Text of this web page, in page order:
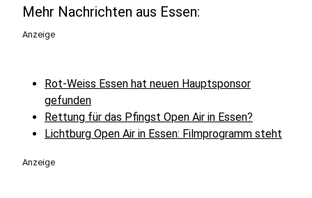
Mehr Nachrichten aus Essen:
Anzeige
Rot-Weiss Essen hat neuen Hauptsponsor
gefunden
Rettung für das Pfingst Open Air in Essen?
Lichtburg Open Air in Essen: Filmprogramm steht
Anzeige